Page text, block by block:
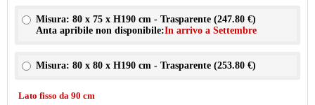
Misura: 80 x 75 x H190 cm - Trasparente (247.80 €)
Anta apribile non disponibile:In arrivo a Settembre
Misura: 80 x 80 x H190 cm - Trasparente (253.80 €)
Lato fisso da 90 cm